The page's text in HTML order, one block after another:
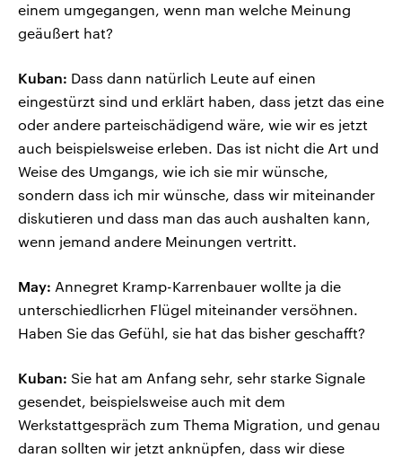
einem umgegangen, wenn man welche Meinung
geäußert hat?
Kuban: Dass dann natürlich Leute auf einen
eingestürzt sind und erklärt haben, dass jetzt das eine
oder andere parteischädigend wäre, wie wir es jetzt
auch beispielsweise erleben. Das ist nicht die Art und
Weise des Umgangs, wie ich sie mir wünsche,
sondern dass ich mir wünsche, dass wir miteinander
diskutieren und dass man das auch aushalten kann,
wenn jemand andere Meinungen vertritt.
May: Annegret Kramp-Karrenbauer wollte ja die
unterschiedlicrhen Flügel miteinander versöhnen.
Haben Sie das Gefühl, sie hat das bisher geschafft?
Kuban: Sie hat am Anfang sehr, sehr starke Signale
gesendet, beispielsweise auch mit dem
Werkstattgespräch zum Thema Migration, und genau
daran sollten wir jetzt anknüpfen, dass wir diese